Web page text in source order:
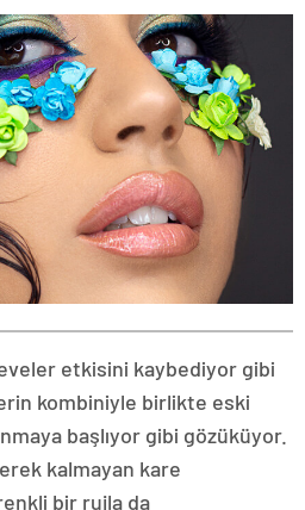
etkisini kaybediyor gibi
kombiniyle birlikte eski
başlıyor gibi gözüküyor.
kalmayan kare
bir rujla da